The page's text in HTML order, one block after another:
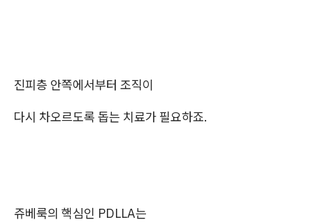
진피층 안쪽에서부터 조직이
다시 차오르도록 돕는 치료가 필요하죠.
쥬베룩의 핵심인 PDLLA는